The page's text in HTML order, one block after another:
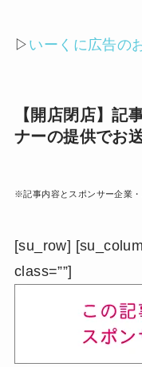
▷ いーくに広告の
【開店閉店】記
ナーの提供でお
※記事内容とスポンサー企業・
[su_row]
class=””]